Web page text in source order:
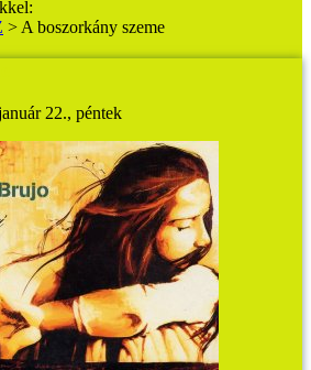
>A boszorkány szeme
22., péntek